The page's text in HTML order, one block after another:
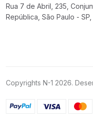
Rua 7 de Abril, 235,
República, São Paulo -
Copyrights N-1 2026.